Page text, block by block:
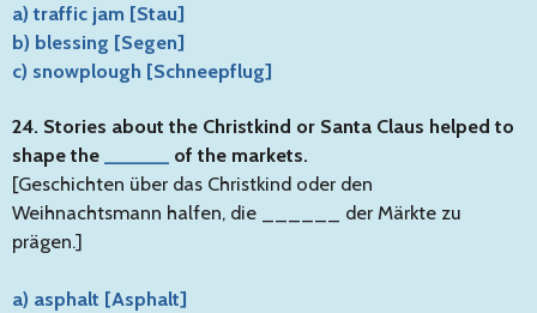
a) traffic jam [Stau]
b) blessing [Segen]
c) snowplough [Schneepflug]
24. Stories about the Christkind or Santa Claus helped to
shape the
of the markets.
[Geschichten über das Christkind oder den
Weihnachtsmann halfen, die ______ der Märkte zu
prägen.]
a) asphalt [Asphalt]